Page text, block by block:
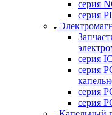
серия
серия
серия
серия
серия
серия